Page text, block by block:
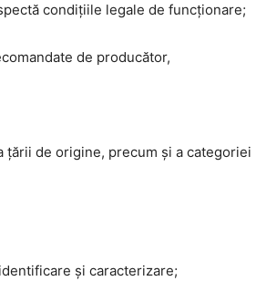
condițiile legale de funcționare;
de producător,
de origine, precum și a categoriei
și caracterizare;